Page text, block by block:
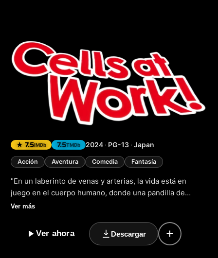
Cells at Work!
★ 7.5IMDb 7.5TMDb 2024 · PG-13 · Japan
Acción Aventura Comedia Fantasía
"En un laberinto de venas y arterias, la vida está en
juego en el cuerpo humano, donde una pandilla de
células luchan por sobrevivir en un mundo lleno de
'Cells at Work!' regresa con una nueva entrega que
promete emocionar a los fans de la serie. En este
Ver más
Ver ahora Descargar